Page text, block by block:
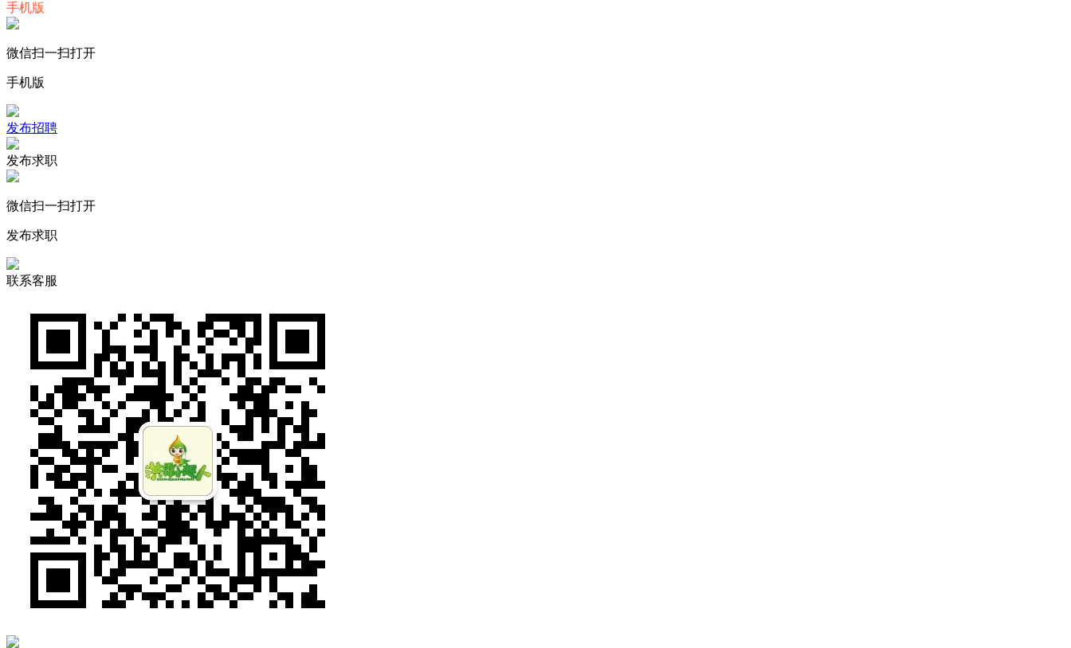
手机版
微信扫一扫打开
手机版
发布招聘
发布求职
微信扫一扫打开
发布求职
联系客服